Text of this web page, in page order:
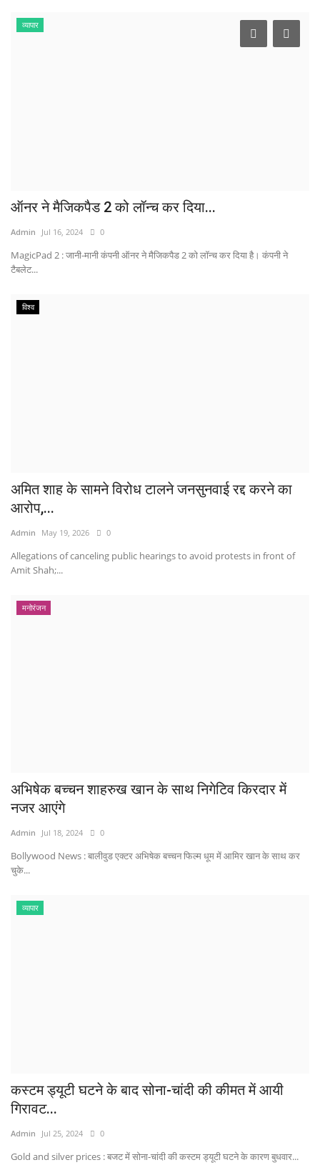
व्यापार
ऑनर ने मैजिकपैड 2 को लॉन्च कर दिया...
Admin Jul 16, 2024 0
MagicPad 2 : जानी-मानी कंपनी ऑनर ने मैजिकपैड 2 को लॉन्च कर दिया है। कंपनी ने
टैबलेट...
विश्व
अमित शाह के सामने विरोध टालने जनसुनवाई रद्द करने का
आरोप,...
Admin May 19, 2026 0
Allegations of canceling public hearings to avoid protests in front of
Amit Shah;...
मनोरंजन
अभिषेक बच्चन शाहरुख खान के साथ निगेटिव किरदार में
नजर आएंगे
Admin Jul 18, 2024 0
Bollywood News : बालीवुड एक्टर अभिषेक बच्चन फिल्म धूम में आमिर खान के साथ कर
चुके...
व्यापार
कस्टम ड्यूटी घटने के बाद सोना-चांदी की कीमत में आयी
गिरावट...
Admin Jul 25, 2024 0
Gold and silver prices : बजट में सोना-चांदी की कस्टम ड्यूटी घटने के कारण बुधवार...